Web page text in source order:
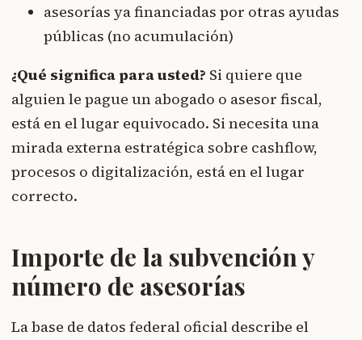
asesorías ya financiadas por otras ayudas
públicas (no acumulación)
¿Qué significa para usted? Si quiere que
alguien le pague un abogado o asesor fiscal,
está en el lugar equivocado. Si necesita una
mirada externa estratégica sobre cashflow,
procesos o digitalización, está en el lugar
correcto.
Importe de la subvención y
número de asesorías
La base de datos federal oficial describe el